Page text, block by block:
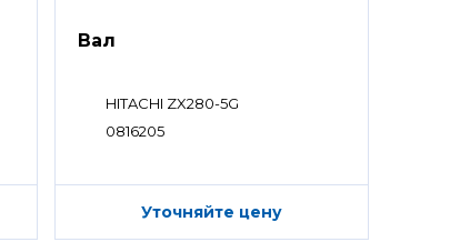
Вал
HITACHI ZX280-5G
0816205
Уточняйте цену